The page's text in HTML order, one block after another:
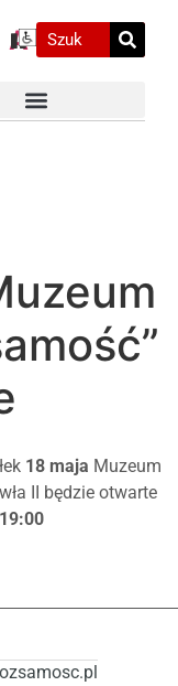
A
18 maja Muzeum
II będzie otwarte